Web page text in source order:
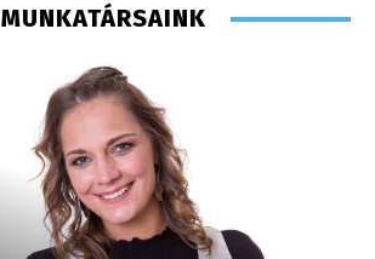
MUNKATÁRSAINK